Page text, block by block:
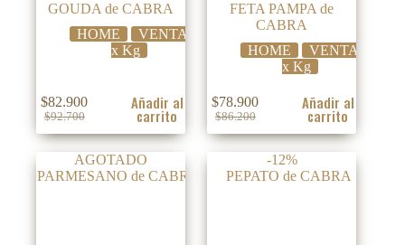
GOUDA de CABRA
HOME
VENTA
x Kg
$92.700
El
precio
era:
$92.700.
$82.900
El
precio
es:
$82.900.
Añadir al
carrito
FETA PAMPA de
CABRA
HOME
VENTA
x Kg
$86.200
El
precio
$86.200.
$78.900
El
precio
$78.900.
Añadir al
carrito
AGOTADO -12%